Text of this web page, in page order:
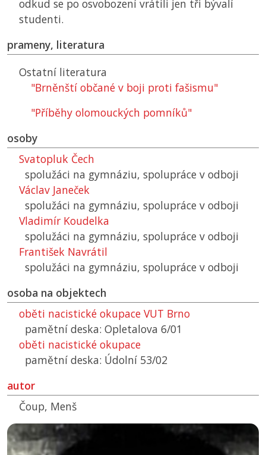
odkud se po osvobození vrátili jen tři bývalí
studenti.
prameny, literatura
Ostatní literatura
"Brněnští občané v boji proti fašismu"
"Příběhy olomouckých pomníků"
osoby
Svatopluk Čech
spolužáci na gymnáziu, spolupráce v odboji
Václav Janeček
spolužáci na gymnáziu, spolupráce v odboji
Vladimír Koudelka
spolužáci na gymnáziu, spolupráce v odboji
František Navrátil
spolužáci na gymnáziu, spolupráce v odboji
osoba na objektech
oběti nacistické okupace VUT Brno
pamětní deska: Opletalova 6/01
oběti nacistické okupace
pamětní deska: Údolní 53/02
autor
Čoup, Menš